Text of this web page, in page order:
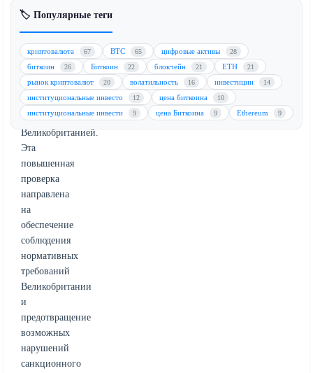
Huobi
ответ
на
новые
санкции,
введенные
Великобританией.
Эта
повышенная
проверка
направлена
на
обеспечение
соблюдения
нормативных
требований
Великобритании
и
предотвращение
возможных
нарушений
санкционного
🏷️ Популярные теги
криптовалюта 67 BTC 65 цифровые активы 28
биткоин 26 Биткоин 22 блокчейн 21 ETH 21
рынок криптовалют 20 волатильность 16 инвестиции 14
институциональные инвесто 12 цена биткоина 10
институциональные инвести 9 цена Биткоина 9 Ethereum 9